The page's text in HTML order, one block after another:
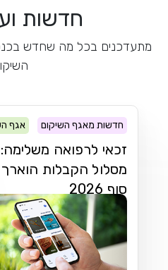
חדשות
מתעדכנים בכל מה שחדש
חדשות מאגף השיקום אגף
זכאי לרפואה משלימה:
מסלול הקבלות
סוף 2026